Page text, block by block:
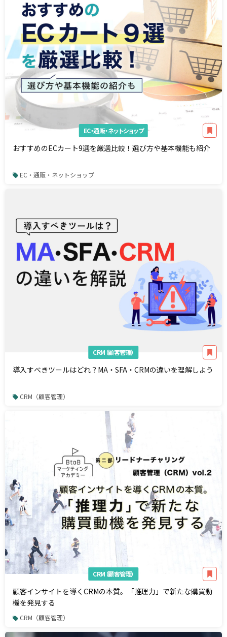
EC・通販・ネットショップ
おすすめのECカート9選を厳選比較！選び方や基本機能も紹介
EC・通販・ネットショップ
CRM（顧客管理）
導入すべきツールはどれ？MA・SFA・CRMの違いを理解しよう
CRM（顧客管理）
CRM（顧客管理）
顧客インサイトを導くCRMの本質。「推理力」で新たな購買動
機を発見する
CRM（顧客管理）